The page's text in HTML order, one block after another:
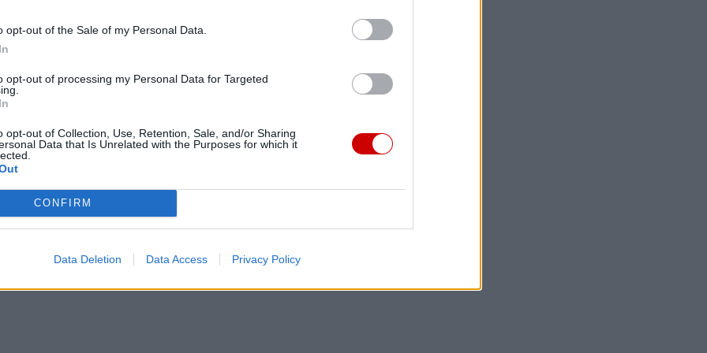
opt-out of the Sale of my Personal Data.
opt-out of processing my Personal Data for Targeted
opt-out of Collection, Use, Retention, Sale, and/or Sharing
Data that Is Unrelated with the Purposes for which it
CONFIRM
Data Deletion Data Access Privacy Policy
.
tu dla Ciebie!
z życia Kościoła w Polsce i na świecie.
będzie coraz trudniejsze.
za pośrednictwem serwisu Patronite.
Więcej informacji znajdziesz